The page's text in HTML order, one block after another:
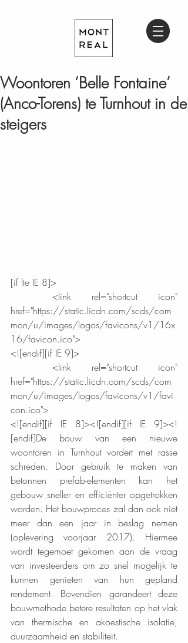
Woontoren ‘Belle Fontaine’
(Anco-Torens) te Turnhout in de
steigers
[if lte IE 8]>
href="https://static.licdn.com/scds/com
mon/u/images/logos/favicons/v1/16x
16/favicon.ico">
<![endif][if IE 9]>
href="https://static.licdn.com/scds/com
mon/u/images/logos/favicons/v1/favi
con.ico">
<![endif][if IE 8]><![endif][if IE 9]><!
[endif]De bouw van een nieuwe
woontoren in Turnhout vordert met rasse
schreden. Door gebruik te maken van
betonnen prefab-elementen kan het
gebouw sneller en efficiënter opgetrokken
worden. Het bouwproces zal dan ook niet
meer dan een jaar in beslag nemen
(oplevering voorjaar 2017). Hiermee
wordt tegemoet gekomen aan de vraag
van investeerders om zo snel mogelijk te
kunnen genieten van hun gepland
rendement. Bovendien garandeert deze
bouwmethode betere resultaten op het vlak
van thermische en akoestische isolatie,
duurzaamheid en stabiliteit.